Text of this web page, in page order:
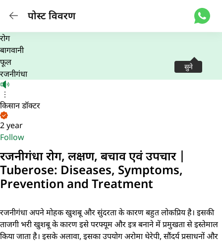
पोस्ट विवरण
सुने
रोग
बागवानी
फूल
रजनीगंधा
किसान डॉक्टर
2 year
Follow
रजनीगंधा रोग, लक्षण, बचाव एवं उपचार |
Tuberose: Diseases, Symptoms,
Prevention and Treatment
रजनीगंधा अपने मोहक खुशबू और सुंदरता के कारण बहुत लोकप्रिय है। इसकी
ताजगी भरी खुशबू के कारण इसे परफ्यूम और इत्र बनाने में प्रमुखता से इस्तेमाल
किया जाता है। इसके अलावा, इसका उपयोग अरोमा थेरेपी, सौंदर्य प्रसाधनों और